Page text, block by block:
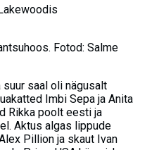
Fotod: Salme
suur saal oli nägusalt
Imbi Sepa ja Anita
Rikka poolt eesti ja
Aktus algas lippude
Pillion ja skaut Ivan